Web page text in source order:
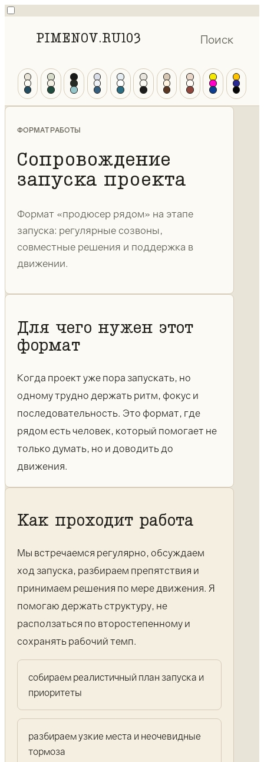
PIMENOV.RU103 Поиск
ФОРМАТ РАБОТЫ
Сопровождение
запуска проекта
Формат «продюсер рядом» на этапе
запуска: регулярные созвоны,
совместные решения и поддержка в
движении.
Для чего нужен этот
формат
Когда проект уже пора запускать, но
одному трудно держать ритм, фокус и
последовательность. Это формат, где
рядом есть человек, который помогает не
только думать, но и доводить до
движения.
Как проходит работа
Мы встречаемся регулярно, обсуждаем
ход запуска, разбираем препятствия и
принимаем решения по мере движения. Я
помогаю держать структуру, не
расползаться по второстепенному и
сохранять рабочий темп.
собираем реалистичный план запуска и
приоритеты
разбираем узкие места и неочевидные
тормоза